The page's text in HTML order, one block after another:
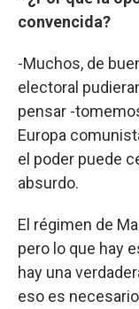
convencida?
-Muchos, de
electoral
pensar -
Europa
el poder puede
absurdo.
El régimen de
pero lo que hay
hay una
eso es